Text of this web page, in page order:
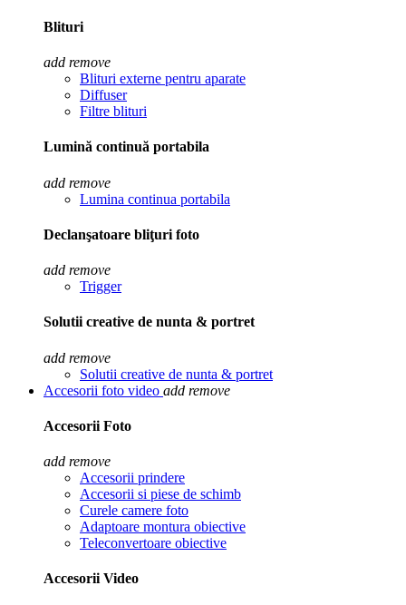
Blituri
add remove
Blituri externe pentru aparate
Diffuser
Filtre blituri
Lumină continuă portabila
add remove
Lumina continua portabila
Declanşatoare bliţuri foto
add remove
Trigger
Solutii creative de nunta & portret
add remove
Solutii creative de nunta & portret
Accesorii foto video add remove
Accesorii Foto
add remove
Accesorii prindere
Accesorii si piese de schimb
Curele camere foto
Adaptoare montura obiective
Teleconvertoare obiective
Accesorii Video